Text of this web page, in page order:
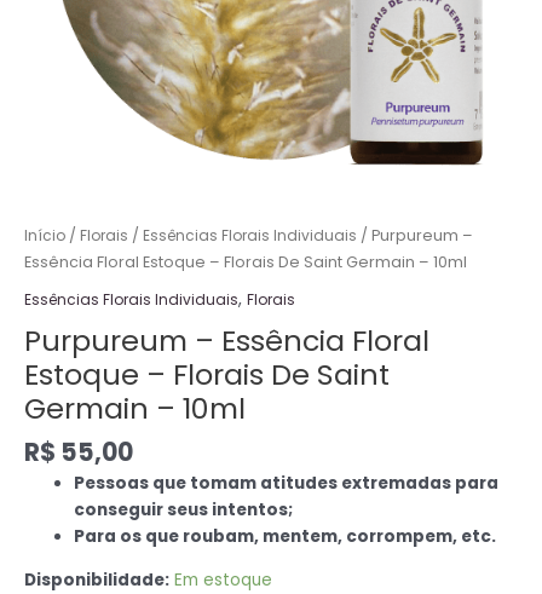
Início / Florais / Essências Florais Individuais / Purpureum –
Essência Floral Estoque – Florais De Saint Germain – 10ml
Essências Florais Individuais, Florais
Purpureum – Essência Floral
Estoque – Florais De Saint
Germain – 10ml
R$ 55,00
Pessoas que tomam atitudes extremadas para
conseguir seus intentos;
Para os que roubam, mentem, corrompem, etc.
Disponibilidade: Em estoque
quantidade